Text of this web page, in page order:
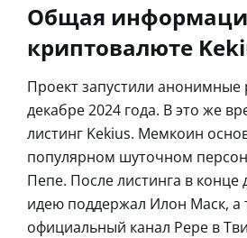
Общая
криптовалюте
Проект запустили анонимные
декабре 2024 года. В это же
листинг Kekius. Мемкоин
популярном шуточном
Пепе. После листинга в конце
идею поддержал Илон Маск, а
официальный канал Pepe в